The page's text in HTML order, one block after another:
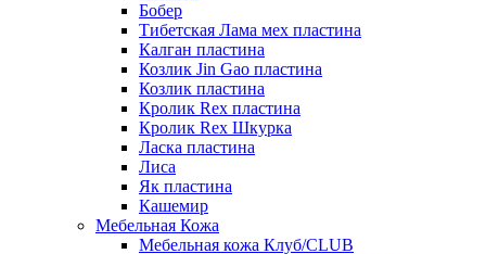
Бобер
Тибетская Лама мех пластина
Калган пластина
Козлик Jin Gao пластина
Козлик пластина
Кролик Rex пластина
Кролик Rex Шкурка
Ласка пластина
Лиса
Як пластина
Кашемир
Мебельная Кожа
Мебельная кожа Клуб/CLUB